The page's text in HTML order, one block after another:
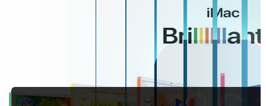
Apple svela iMac M4 e in nuovi colori .